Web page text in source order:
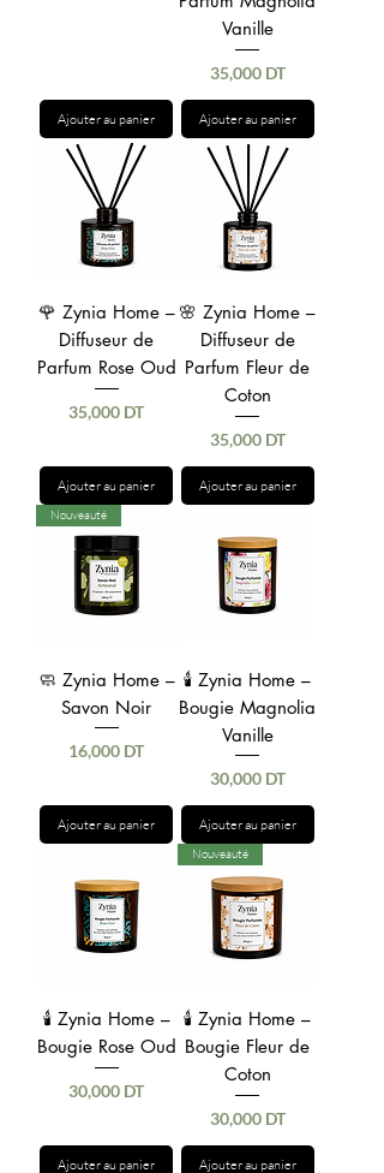
Ajouter au panier
Vanille
Prix
35,000 DT
Ajouter au panier
🌹 Zynia Home –
Diffuseur de
Parfum Rose Oud
Prix
35,000 DT
Ajouter au panier
🌸 Zynia Home –
Diffuseur de
Parfum Fleur de
Coton
Prix
35,000 DT
Ajouter au panier
Nouveauté
🧼 Zynia Home –
Savon Noir
Prix
16,000 DT
Ajouter au panier
🕯️ Zynia Home –
Bougie Magnolia
Vanille
Prix
30,000 DT
Ajouter au panier
🕯️ Zynia Home –
Bougie Rose Oud
Prix
30,000 DT
Ajouter au panier
Nouveauté
🕯️ Zynia Home –
Bougie Fleur de
Coton
Prix
30,000 DT
Ajouter au panier